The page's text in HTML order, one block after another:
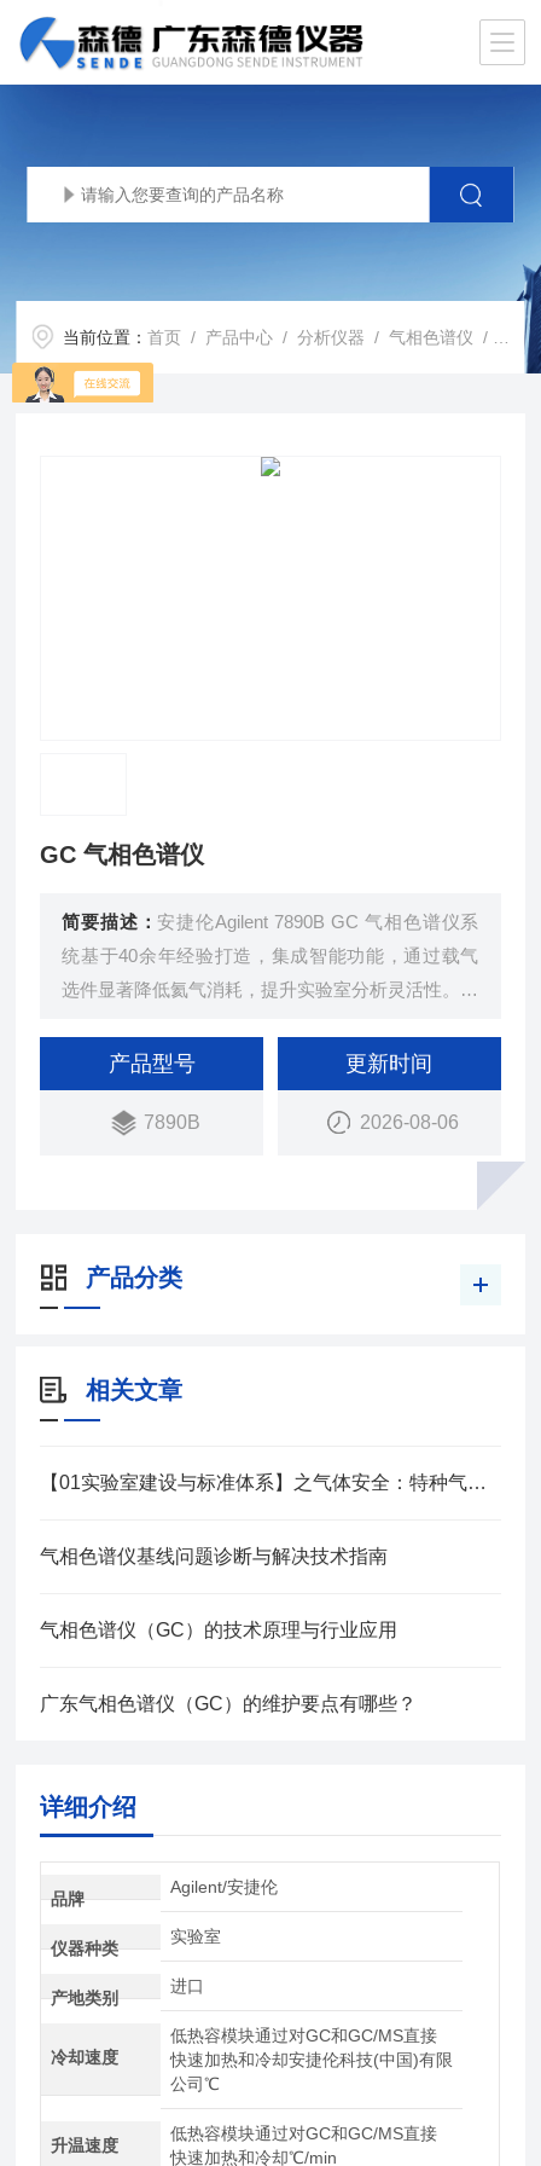
当前位置：首页 / 产品中心 /分析仪器 /气相色谱仪 / 7890BGC 气相色谱仪
GC 气相色谱仪
简要描述： 安捷伦Agilent 7890B GC 气相色谱仪系
统基于40余年经验打造，集成智能功能，通过载气
选件显著降低氦气消耗，提升实验室分析灵活性。该
提高分离效率和分析精度。同时，易于使用的软件工
具简化了操作流程，提高了工作效率。
产品型号
7890B
更新时间
2026-08-06
产品分类
相关文章
【01实验室建设与标准体系】之气体安全：特种气体全链路管理策略
气相色谱仪基线问题诊断与解决技术指南
气相色谱仪（GC）的技术原理与行业应用
广东气相色谱仪（GC）的维护要点有哪些？
详细介绍
品牌
Agilent/安捷伦
仪器种类
实验室
产地类别
进口
冷却速度
低热容模块通过对GC和GC/MS直接
快速加热和冷却安捷伦科技(中国)有限
公司℃
升温速度
低热容模块通过对GC和GC/MS直接
快速加热和冷却℃/min